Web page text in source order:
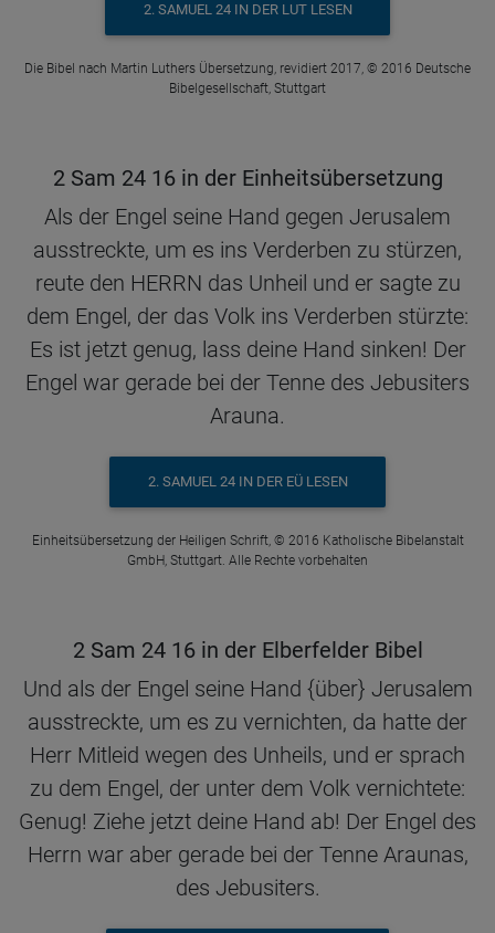
2. SAMUEL 24 IN DER LUT LESEN
Die Bibel nach Martin Luthers Übersetzung, revidiert 2017, © 2016 Deutsche
Bibelgesellschaft, Stuttgart
2 Sam 24 16 in der Einheitsübersetzung
Als der Engel seine Hand gegen Jerusalem
ausstreckte, um es ins Verderben zu stürzen,
reute den HERRN das Unheil und er sagte zu
dem Engel, der das Volk ins Verderben stürzte:
Es ist jetzt genug, lass deine Hand sinken! Der
Engel war gerade bei der Tenne des Jebusiters
Arauna.
2. SAMUEL 24 IN DER EÜ LESEN
Einheitsübersetzung der Heiligen Schrift, © 2016 Katholische Bibelanstalt
GmbH, Stuttgart. Alle Rechte vorbehalten
2 Sam 24 16 in der Elberfelder Bibel
Und als der Engel seine Hand {über} Jerusalem
ausstreckte, um es zu vernichten, da hatte der
Herr Mitleid wegen des Unheils, und er sprach
zu dem Engel, der unter dem Volk vernichtete:
Genug! Ziehe jetzt deine Hand ab! Der Engel des
Herrn war aber gerade bei der Tenne Araunas,
des Jebusiters.